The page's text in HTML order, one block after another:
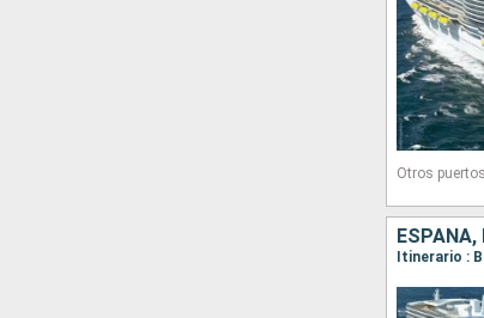
Otros
ESPAÑA,
Itinerario :